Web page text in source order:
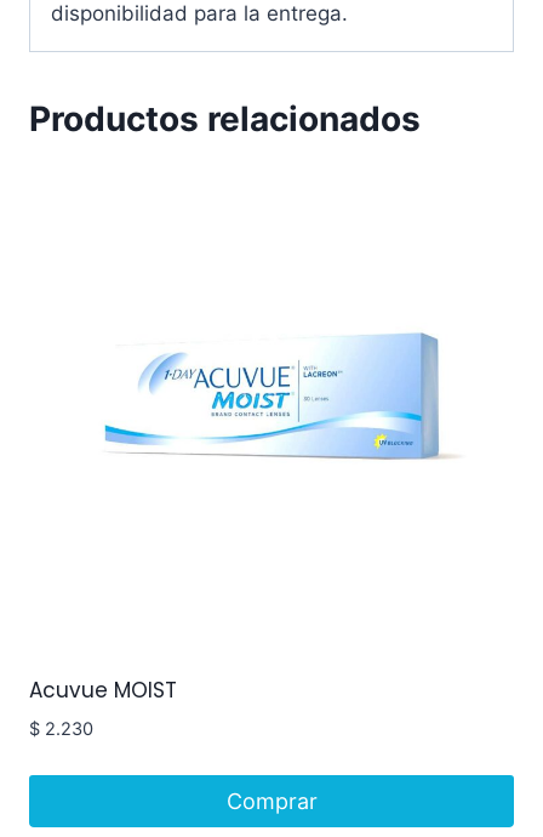
disponibilidad para la entrega.
Productos relacionados
Acuvue MOIST
$ 2.230
Comprar